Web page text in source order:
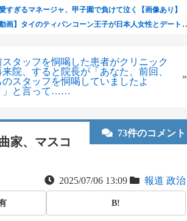
スタッフを恫喝した患者がクリニック
来院、すると院長が「あなた、前回、
のスタッフを恫喝していましたよ
」と言って……
»
73件のコメント
家、マスコ
2025/07/06 13:09 報道 政治
B!